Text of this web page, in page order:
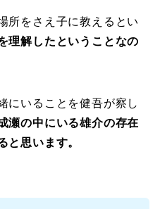
所をさえ子に教えるとい
理解したということなの
にいることを健吾が察し
瀬の中にいる雄介の存在
と思います。